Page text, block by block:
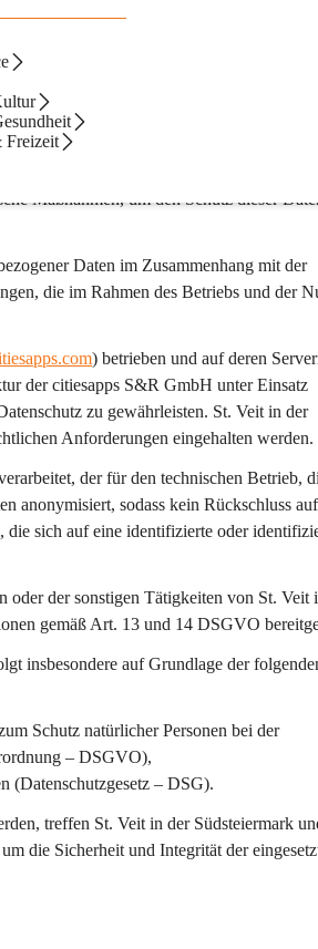
Freizeit
Daten sind St. Veit in der
Daten ausschließlich im Einklang mit den
Maßnahmen, um den Schutz dieser
Daten im Zusammenhang mit der
die im Rahmen des Betriebs und der
) betrieben und auf deren
der citiesapps S&R GmbH unter Einsatz
zu gewährleisten. St. Veit in der
Anforderungen eingehalten werden.
der für den technischen Betrieb,
anonymisiert, sodass kein Rückschluss
die sich auf eine identifizierte oder
oder der sonstigen Tätigkeiten von St. Veit
gemäß Art. 13 und 14 DSGVO
insbesondere auf Grundlage der
Schutz natürlicher Personen bei der
– DSGVO),
(Datenschutzgesetz – DSG).
treffen St. Veit in der Südsteiermark
die Sicherheit und Integrität der